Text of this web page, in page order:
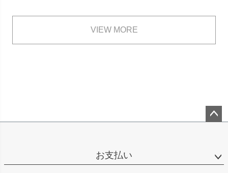
VIEW MORE
お支払い